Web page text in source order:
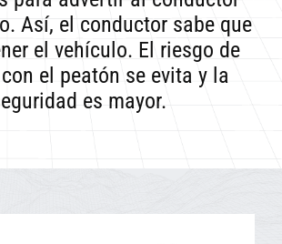
Así, el conductor sabe que
el vehículo. El riesgo de
el peatón se evita y la
es mayor.